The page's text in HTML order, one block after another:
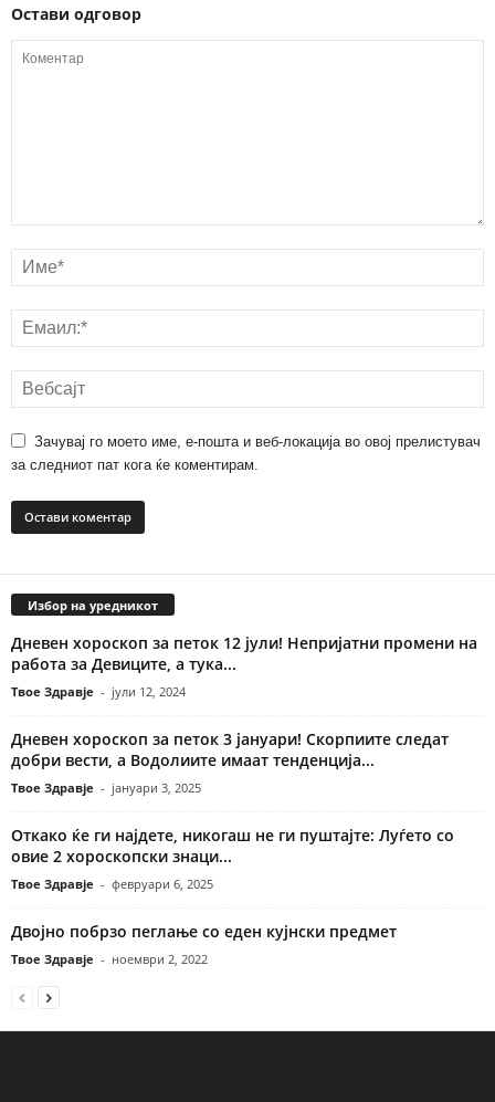
Остави одговор
Зачувај го моето име, е-пошта и веб-локација во овој прелистувач
за следниот пат кога ќе коментирам.
Избор на уредникот
Дневен хороскоп за петок 12 јули! Непријатни промени на
работа за Девиците, а тука...
Твое Здравје - јули 12, 2024
Дневен хороскоп за петок 3 јануари! Скорпиите следат
добри вести, а Водолиите имаат тенденција...
Твое Здравје - јануари 3, 2025
Откако ќе ги најдете, никогаш не ги пуштајте: Луѓето со
овие 2 хороскопски знаци...
Твое Здравје - февруари 6, 2025
Двојно побрзо пеглање со еден кујнски предмет
Твое Здравје - ноември 2, 2022